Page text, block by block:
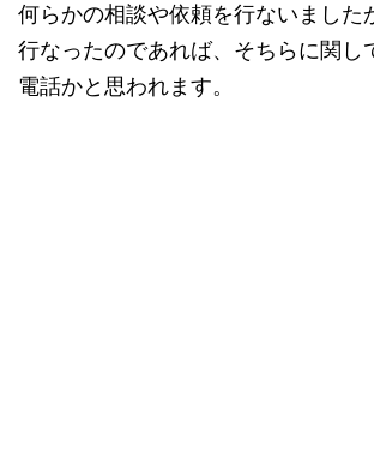
何らかの相談や依頼を行ないました
行なったのであれば、そちらに関し
電話かと思われます。